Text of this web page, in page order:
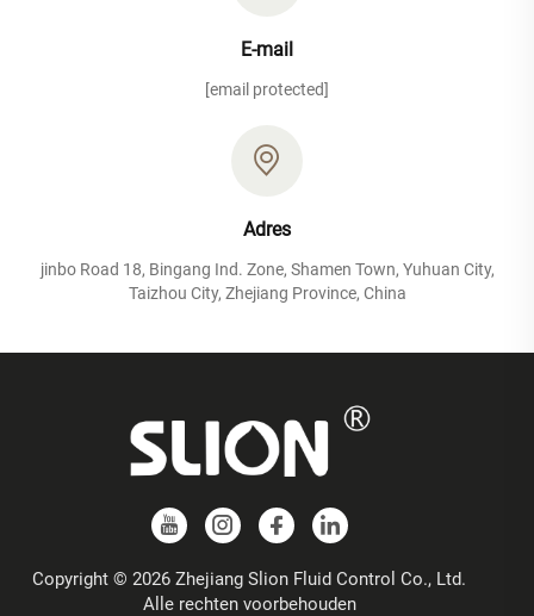
E-mail
[email protected]
Adres
jinbo Road 18, Bingang Ind. Zone, Shamen Town, Yuhuan City,
Taizhou City, Zhejiang Province, China
Copyright © 2026 Zhejiang Slion Fluid Control Co., Ltd.
Alle rechten voorbehouden